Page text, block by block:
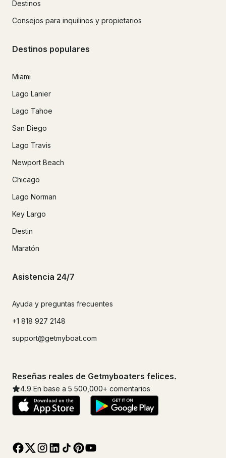
Destinos
Consejos para inquilinos y propietarios
Destinos populares
Miami
Lago Lanier
Lago Tahoe
San Diego
Lago Travis
Newport Beach
Chicago
Lago Norman
Key Largo
Destin
Maratón
Asistencia 24/7
Ayuda y preguntas frecuentes
+1 818 927 2148
support@getmyboat.com
Reseñas reales de Getmyboaters felices.
4.9 En base a 5 500,000+ comentarios